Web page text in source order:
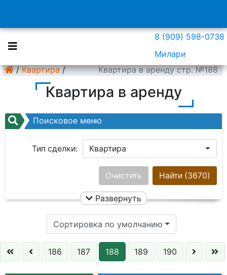
8 (909) 598-0738
Милари
/ Квартира / Квартира в аренду стр. №188
Квартира в аренду
Поисковое меню
Тип сделки: Квартира
Ничего не выбрано
Цена:
Кол. комнат:
Этаж:
Найти (3670)
Очистить
Развернуть
Сортировка по умолчанию
186 187 188 189 190